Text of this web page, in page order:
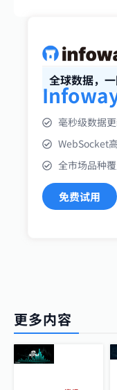
全球数据，一
毫秒级数据
WebSocket
全市场品种
免费试用
更多内容